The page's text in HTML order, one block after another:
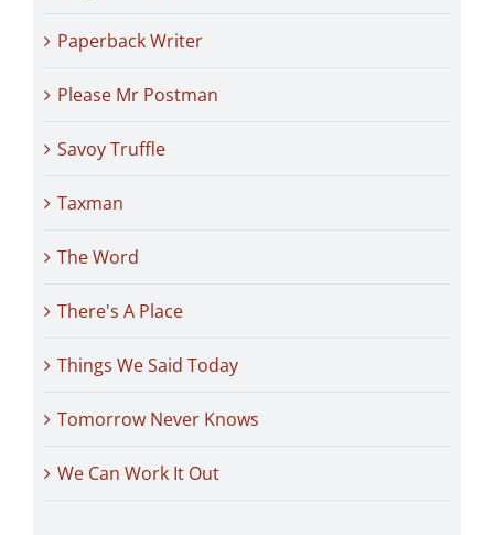
Paperback Writer
Please Mr Postman
Savoy Truffle
Taxman
The Word
There's A Place
Things We Said Today
Tomorrow Never Knows
We Can Work It Out